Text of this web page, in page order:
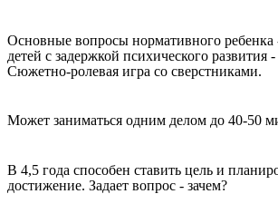
Основные вопросы нормативного
детей с задержкой психического развития -
Сюжетно-ролевая игра со сверстниками.
Может заниматься одним делом до 40-50
В 4,5 года способен ставить цель и
достижение. Задает вопрос - зачем?